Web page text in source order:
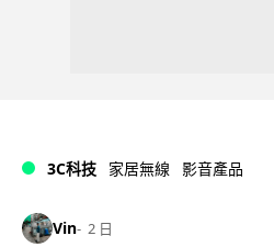
3C科技 家居無線 影音產品
Vin 2 日